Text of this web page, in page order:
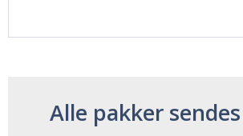
Alle pakker